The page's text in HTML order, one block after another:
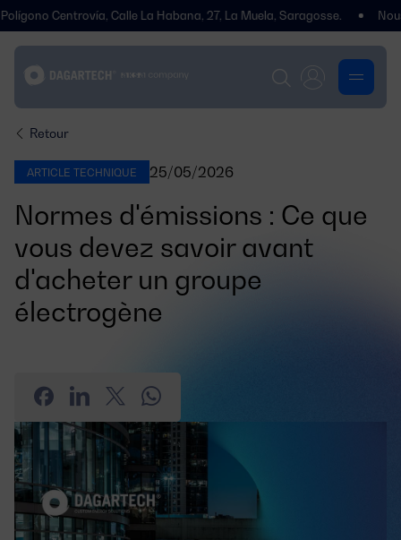
Calle La Habana, 27, La Muela, Saragosse. Nous avons
Retour
ARTICLE TECHNIQUE 25/05/2026
Normes d'émissions : Ce que
vous devez savoir avant
d'acheter un groupe
électrogène